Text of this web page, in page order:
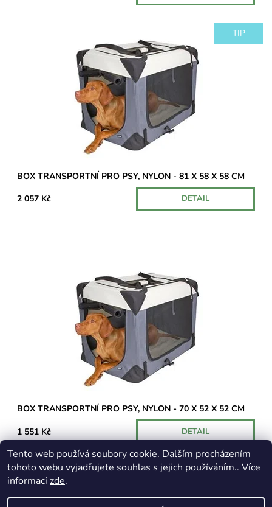
TIP
Transportní box vhodný pro přepravu Vašeho psa.U některých
dopravců může být účtován příplatek za nadrozměrný balík.
Na dotaz
BOX TRANSPORTNÍ PRO PSY, NYLON - 81 X 58 X 58 CM
2 057 Kč
DETAIL
dopravců může být účtován příplatek za nadrozměrný balík.
Na cestě
BOX TRANSPORTNÍ PRO PSY, NYLON - 70 X 52 X 52 CM
1 551 Kč
DETAIL
Tento web používá soubory cookie. Dalším procházením
tohoto webu vyjadřujete souhlas s jejich používáním.. Více
informacízde.